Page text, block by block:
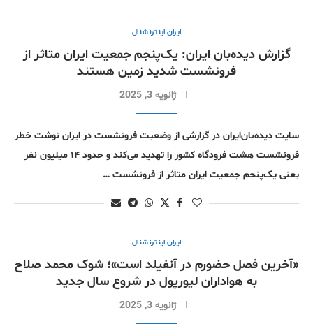
ایران اینترنشنال
گزارش دیده‌بان ایران: یک‌پنجم جمعیت ایران متاثر از
فرونشست شدید زمین هستند
ژانویه 3, 2025
سایت دیده‌بان‌ایران در گزارشی از وضعیت فرونشست در ایران نوشت خطر
فرونشست هشت فرودگاه کشور را تهدید می‌کند و حدود ۱۴ میلیون نفر
یعنی یک‌پنجم جمعیت ایران متاثر از فرونشست …
ایران اینترنشنال
«آخرین فصل حضورم در آنفیلد است»؛ شوک محمد صلاح
به هواداران لیورپول در شروع سال جدید
ژانویه 3, 2025